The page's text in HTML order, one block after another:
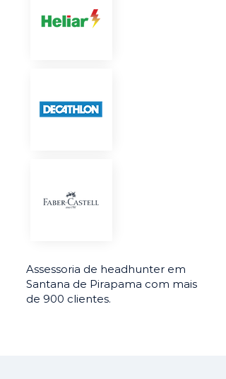
Assessoria de headhunter em
Santana de Pirapama com mais
de 900 clientes.